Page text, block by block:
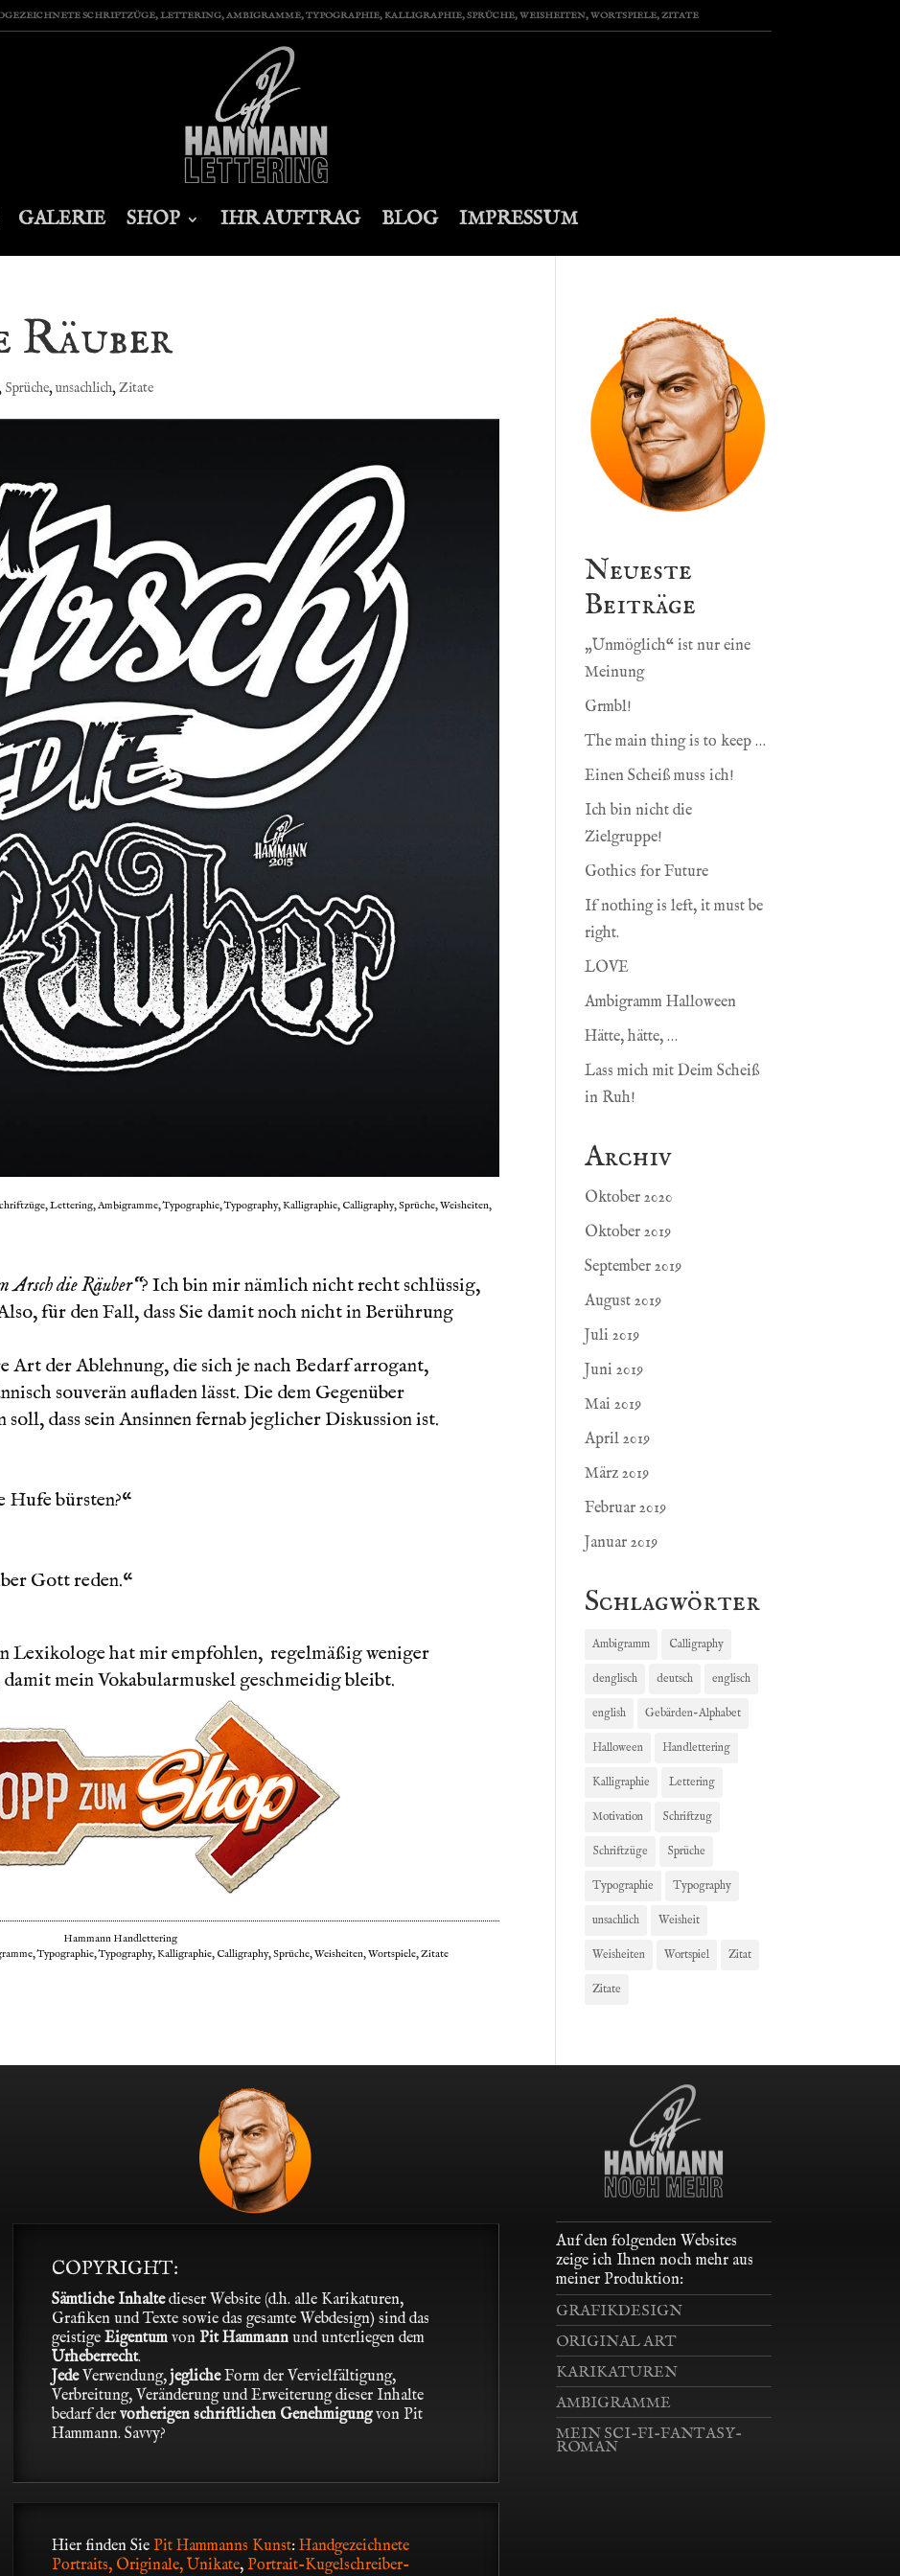
SCHRIFTZÜGE, LETTERING, AMBIGRAMME, TYPOGRAPHIE, KALLIGRAPHIE, SPRÜCHE, WEISHEITEN, WORTSPIELE, ZITATE
GALERIE SHOP IHR AUFTRAG BLOG IMPRESSUM
Räuber
Sprüche,unsachlich,Zitate
Lettering, Ambigramme, Typographie, Typography, Kalligraphie, Calligraphy, Sprüche, Weisheiten,
Arsch die Räuber“? Ich bin mir nämlich nicht recht schlüssig,
für den Fall, dass Sie damit noch nicht in Berührung
Art der Ablehnung, die sich je nach Bedarf arrogant,
souverän aufladen lässt. Die dem Gegenüber
dass sein Ansinnen fernab jeglicher Diskussion ist.
Hufe bürsten?“
Gott reden.“
Lexikologe hat mir empfohlen, regelmäßig weniger
mein Vokabularmuskel geschmeidig bleibt.
Hammann Handlettering
Typographie, Typography, Kalligraphie, Calligraphy, Sprüche, Weisheiten, Wortspiele, Zitate
Neueste
Beiträge
„Unmöglich“ ist nur eine
Meinung
Grmbl!
The main thing is to keep …
Einen Scheiß muss ich!
Ich bin nicht die
Zielgruppe!
Gothics for Future
If nothing is left, it must be
right.
LOVE
Ambigramm Halloween
Hätte, hätte, …
Lass mich mit Deim Scheiß
in Ruh!
Archiv
Oktober 2020
Oktober 2019
September 2019
August 2019
Juli 2019
Juni 2019
Mai 2019
April 2019
März 2019
Februar 2019
Januar 2019
Schlagwörter
Ambigramm Calligraphy
denglisch deutsch englisch
english Gebärden-Alphabet
Halloween Handlettering
Kalligraphie Lettering
Motivation Schriftzug
Schriftzüge Sprüche
Typographie Typography
unsachlich Weisheit
Weisheiten Wortspiel Zitat
Zitate
COPYRIGHT:
Sämtliche Inhaltedieser Website (d.h. alle Karikaturen,
Grafiken und Texte sowie das gesamte Webdesign) sind das
geistige Eigentumvon Pit Hammannund unterliegen dem
Urheberrecht.
JedeVerwendung, jeglicheForm der Vervielfältigung,
Verbreitung, Veränderung und Erweiterung dieser Inhalte
bedarf der vorherigen schriftlichen Genehmigungvon Pit
Hammann. Savvy?
Hier finden Sie Pit Hammanns Kunst: Handgezeichnete
Portraits, Originale, Unikate, Portrait-Kugelschreiber-
Auf den folgenden Websites
zeige ich Ihnen noch mehr aus
meiner Produktion:
GRAFIKDESIGN
ORIGINAL ART
KARIKATUREN
AMBIGRAMME
MEIN SCI-FI-FANTASY-
ROMAN